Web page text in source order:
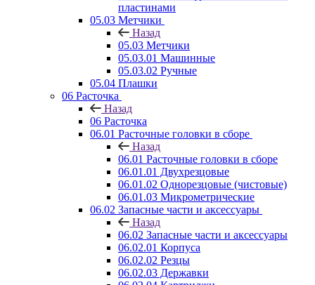
пластинами
05.03 Метчики
Назад
05.03 Метчики
05.03.01 Машинные
05.03.02 Ручные
05.04 Плашки
06 Расточка
Назад
06 Расточка
06.01 Расточные головки в сборе
Назад
06.01 Расточные головки в сборе
06.01.01 Двухрезцовые
06.01.02 Однорезцовые (чистовые)
06.01.03 Микрометрические
06.02 Запасные части и аксессуары
Назад
06.02 Запасные части и аксессуары
06.02.01 Корпуса
06.02.02 Резцы
06.02.03 Державки